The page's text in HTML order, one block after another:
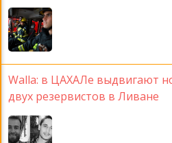
Walla: в ЦАХАЛе выдвигают
двух резервистов в Ливане